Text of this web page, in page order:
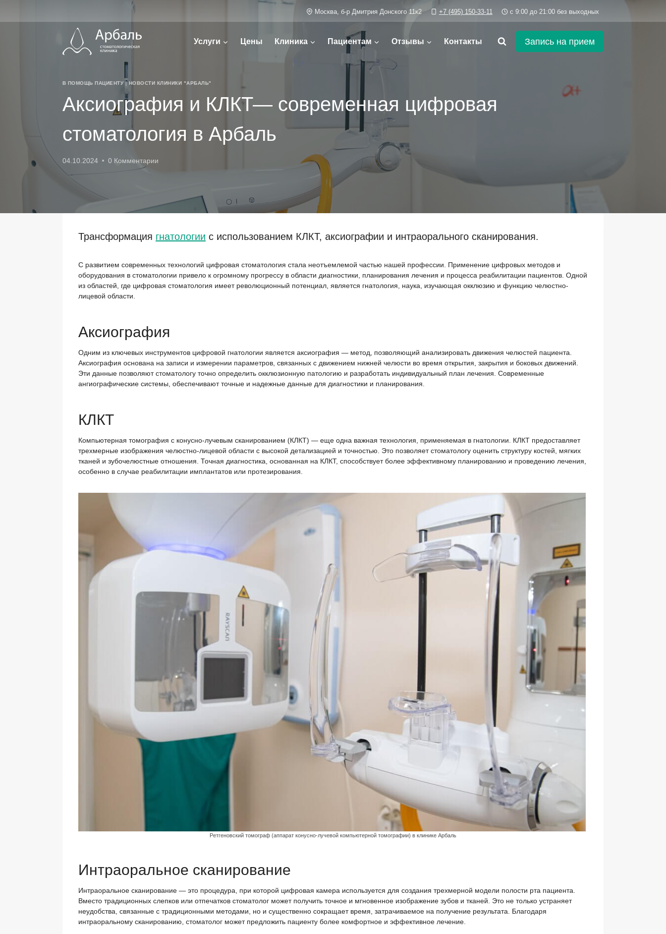
Москва, б-р Дмитрия Донского 11к2 +7 (495) 150-33-11 c 9:00 до 21:00 без выходных
Услуги Цены Клиника Пациентам Отзывы Контакты Запись на прием
В ПОМОЩЬ ПАЦИЕНТУ |НОВОСТИ КЛИНИКИ "АРБАЛЬ"
Аксиография и КЛКТ— современная цифровая
стоматология в Арбаль
04.10.2024 0 Комментарии
Трансформация гнатологии с использованием КЛКТ, аксиографии и интраорального сканирования.
С развитием современных технологий цифровая стоматология стала неотъемлемой частью нашей профессии. Применение цифровых методов и
оборудования в стоматологии привело к огромному прогрессу в области диагностики, планирования лечения и процесса реабилитации пациентов. Одной
из областей, где цифровая стоматология имеет революционный потенциал, является гнатология, наука, изучающая окклюзию и функцию челюстно-
лицевой области.
Аксиография
Одним из ключевых инструментов цифровой гнатологии является аксиография — метод, позволяющий анализировать движения челюстей пациента.
Аксиография основана на записи и измерении параметров, связанных с движением нижней челюсти во время открытия, закрытия и боковых движений.
Эти данные позволяют стоматологу точно определить окклюзионную патологию и разработать индивидуальный план лечения. Современные
ангиографические системы, обеспечивают точные и надежные данные для диагностики и планирования.
КЛКТ
Компьютерная томография с конусно-лучевым сканированием (КЛКТ) — еще одна важная технология, применяемая в гнатологии. КЛКТ предоставляет
трехмерные изображения челюстно-лицевой области с высокой детализацией и точностью. Это позволяет стоматологу оценить структуру костей, мягких
тканей и зубочелюстные отношения. Точная диагностика, основанная на КЛКТ, способствует более эффективному планированию и проведению лечения,
особенно в случае реабилитации имплантатов или протезирования.
Ретгеновский томограф (аппарат конусно-лучевой компьютерной томографии) в клинике Арбаль
Интраоральное сканирование
Интраоральное сканирование — это процедура, при которой цифровая камера используется для создания трехмерной модели полости рта пациента.
Вместо традиционных слепков или отпечатков стоматолог может получить точное и мгновенное изображение зубов и тканей. Это не только устраняет
неудобства, связанные с традиционными методами, но и существенно сокращает время, затрачиваемое на получение результата. Благодаря
интраоральному сканированию, стоматолог может предложить пациенту более комфортное и эффективное лечение.